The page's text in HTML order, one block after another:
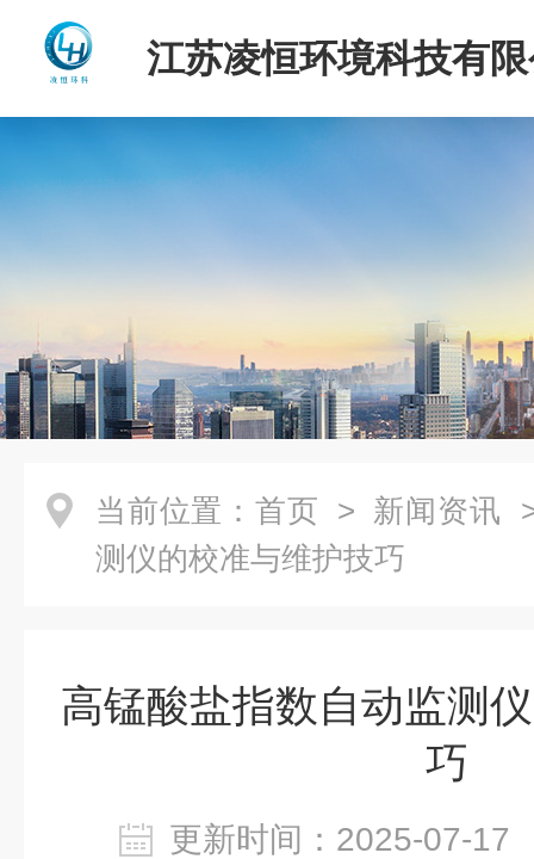
江苏凌恒环境科技有
当前位置： 首页 > 新闻资讯
测仪的校准与维护技巧
高锰酸盐指数自动监测
巧
更新时间：2025-07-